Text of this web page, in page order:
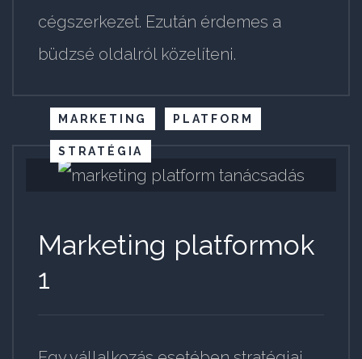
cégszerkezet. Ezután érdemes a
büdzsé oldalról közelíteni.
MARKETING PLATFORM
STRATÉGIA
Marketing platformok
1